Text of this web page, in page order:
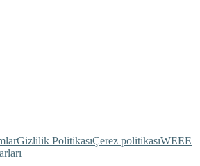
Gizlilik PolitikasıÇerez politikasıWEEE